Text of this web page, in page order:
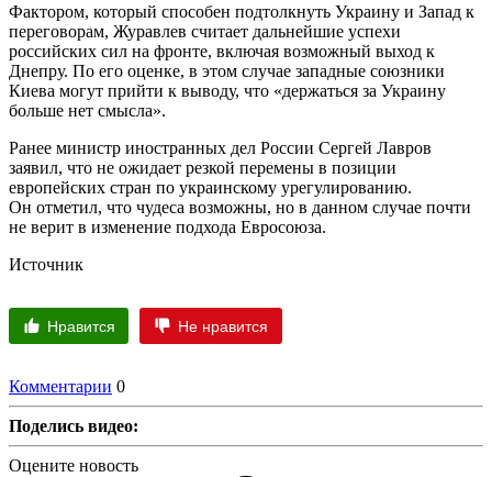
Фактором, который способен подтолкнуть Украину и Запад к
переговорам, Журавлев считает дальнейшие успехи
российских сил на фронте, включая возможный выход к
Днепру. По его оценке, в этом случае западные союзники
Киева могут прийти к выводу, что «держаться за Украину
больше нет смысла».
Ранее министр иностранных дел России Сергей Лавров
заявил, что не ожидает резкой перемены в позиции
европейских стран по украинскому урегулированию.
Он отметил, что чудеса возможны, но в данном случае почти
не верит в изменение подхода Евросоюза.
Источник
Нравится Не нравится
Комментарии 0
Поделись видео:
Оцените новость